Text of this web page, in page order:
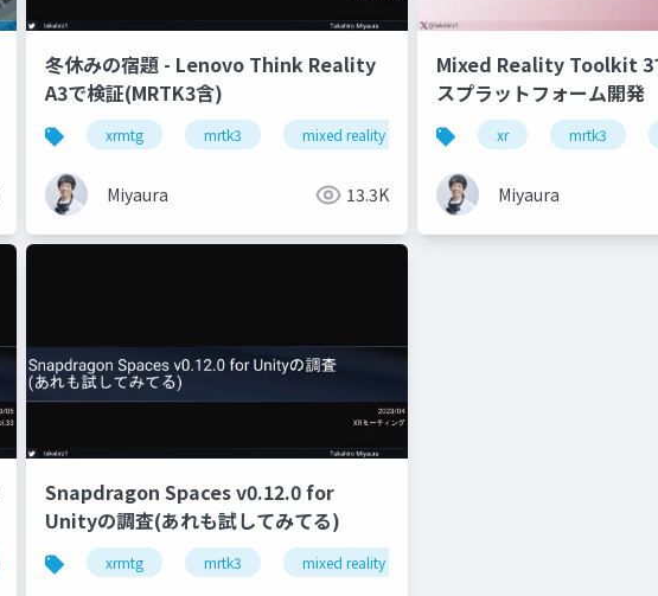
hololens
冬休みの宿題 - Lenovo Think Reality
A3で検証(MRTK3含)
xrmtg mrtk3 mixed reality snapdragon spaces
Miyaura 13.3K
Mixed Reality Toolkit 3
スプラットフォーム開発
xr mrtk3
Miyaura
mrtk3 xr unity
Snapdragon Spaces v0.12.0 for
Unityの調査(あれも試してみてる)
xrmtg mrtk3 mixed reality